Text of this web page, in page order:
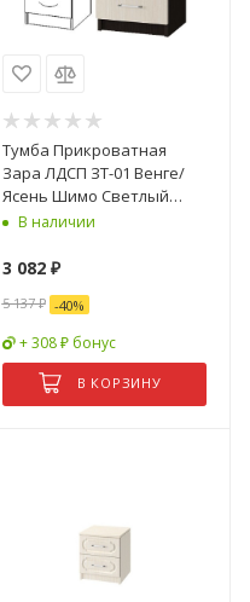
Тумба Прикроватная
Зара ЛДСП ЗТ-01 Венге/
Ясень Шимо Светлый
(0,4х0,52х0,4)
В наличии
3 082₽
5 137₽ -40%
+ 308 ₽ бонус
В КОРЗИНУ